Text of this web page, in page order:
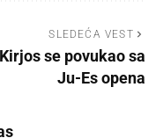
SLEDEĆA VEST
se povukao sa
Ju-Es opena